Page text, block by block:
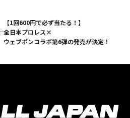
【1回600円で必ず当たる！】
全日本プロレス×
ウェブポンコラボ第6弾の発売が決定！